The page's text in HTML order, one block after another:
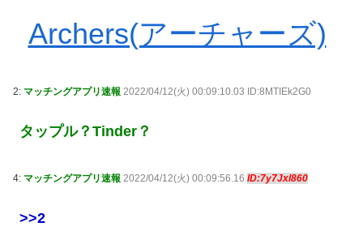
Archers(アーチャーズ)
2: マッチングアプリ速報 2022/04/12(火) 00:09:10.03 ID:8MTIEk2G0
タップル？Tinder？
4: マッチングアプリ速報 2022/04/12(火) 00:09:56.16 ID:7y7Jxl860
>>2